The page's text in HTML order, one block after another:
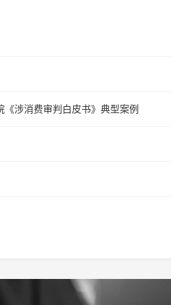
涉消费审判白皮书》典型案例